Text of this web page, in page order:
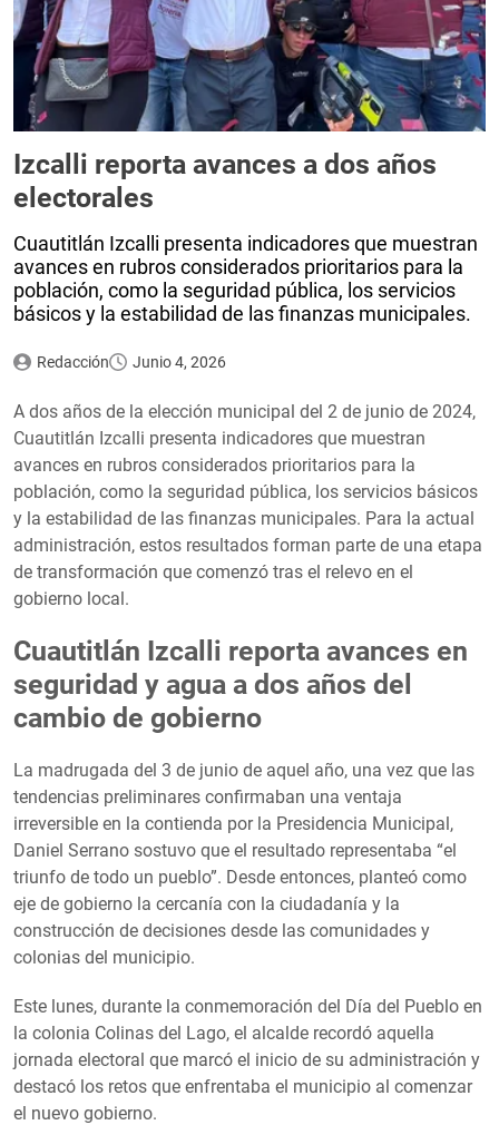
Izcalli reporta avances a dos años
electorales
Cuautitlán Izcalli presenta indicadores que muestran
avances en rubros considerados prioritarios para la
población, como la seguridad pública, los servicios
básicos y la estabilidad de las finanzas municipales.
Redacción Junio 4, 2026
A dos años de la elección municipal del 2 de junio de 2024,
Cuautitlán Izcalli presenta indicadores que muestran
avances en rubros considerados prioritarios para la
población, como la seguridad pública, los servicios básicos
y la estabilidad de las finanzas municipales. Para la actual
administración, estos resultados forman parte de una etapa
de transformación que comenzó tras el relevo en el
gobierno local.
Cuautitlán Izcalli reporta avances en
seguridad y agua a dos años del
cambio de gobierno
La madrugada del 3 de junio de aquel año, una vez que las
tendencias preliminares confirmaban una ventaja
irreversible en la contienda por la Presidencia Municipal,
Daniel Serrano sostuvo que el resultado representaba “el
triunfo de todo un pueblo”. Desde entonces, planteó como
eje de gobierno la cercanía con la ciudadanía y la
construcción de decisiones desde las comunidades y
colonias del municipio.
Este lunes, durante la conmemoración del Día del Pueblo en
la colonia Colinas del Lago, el alcalde recordó aquella
jornada electoral que marcó el inicio de su administración y
destacó los retos que enfrentaba el municipio al comenzar
el nuevo gobierno.